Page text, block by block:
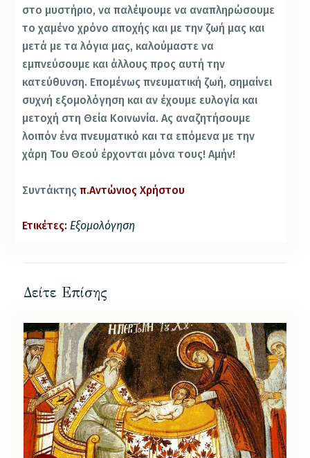
στο μυστήριο, να παλέψουμε να αναπληρώσουμε
το χαμένο χρόνο αποχής και με την ζωή μας και
μετά με τα λόγια μας, καλούμαστε να
εμπνεύσουμε και άλλους προς αυτή την
κατεύθυνση. Επομένως πνευματική ζωή, σημαίνει
συχνή εξομολόγηση και αν έχουμε ευλογία και
μετοχή στη Θεία Κοινωνία. Ας αναζητήσουμε
λοιπόν ένα πνευματικό και τα επόμενα με την
χάρη Του Θεού έρχονται μόνα τους! Αμήν!
Συντάκτηςπ.Αντώνιος Χρήστου
Ετικέτες: Εξομολόγηση
Δείτε Επίσης